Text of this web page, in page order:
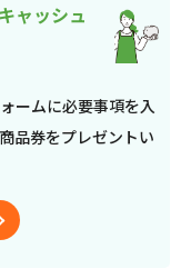
ャッシュ
ームに必要事項を入
品券をプレゼントい